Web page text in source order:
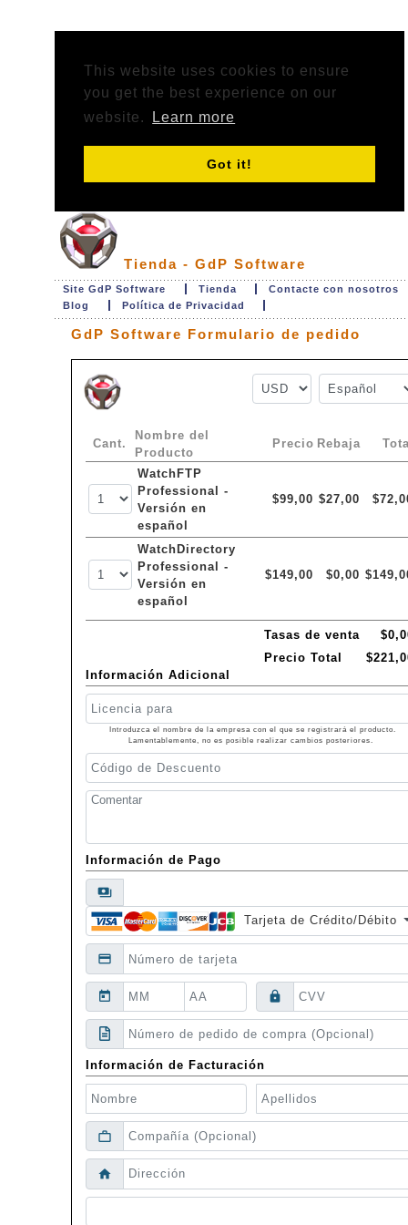
This website uses cookies to ensure
you get the best experience on our
website.
Learn more
Got it!
Tienda - GdP Software
Site GdP Software Tienda
Contacte con nosotros
Blog
Política de Privacidad
GdP Software Formulario de pedido
Cant.
Nombre del
Producto
Precio Rebaja
WatchFTP
Professional -
Versión en
español
$99,00 $27,00
WatchDirectory
Professional -
Versión en
español
$149,00 $0,00
Tasas de venta
Precio Total
Información Adicional
Introduzca el nombre de la empresa con el que se registrará el producto.
Lamentablemente, no es posible realizar cambios posteriores.
Información de Pago
payments
Tarjeta de Crédito/Débito
credit_card
today lock
Información de Facturación
work_outline
home